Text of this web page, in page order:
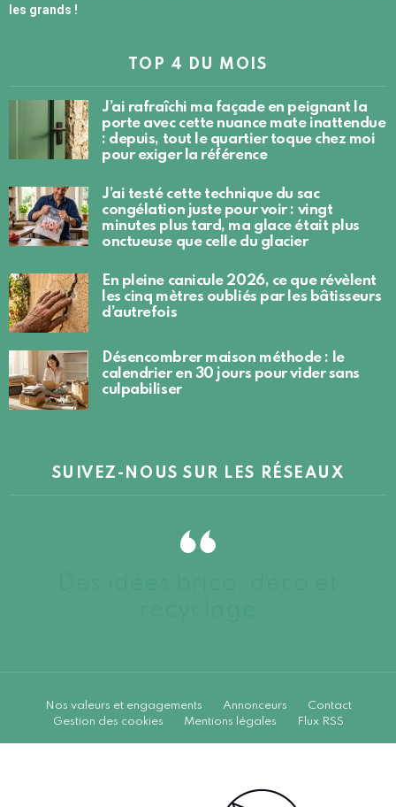
les grands !
TOP 4 DU MOIS
J’ai rafraîchi ma façade en peignant la
porte avec cette nuance mate inattendue
: depuis, tout le quartier toque chez moi
pour exiger la référence
J’ai testé cette technique du sac
congélation juste pour voir : vingt
minutes plus tard, ma glace était plus
onctueuse que celle du glacier
En pleine canicule 2026, ce que révèlent
les cinq mètres oubliés par les bâtisseurs
d’autrefois
Désencombrer maison méthode : le
calendrier en 30 jours pour vider sans
culpabiliser
SUIVEZ-NOUS SUR LES RÉSEAUX
Nos valeurs et engagements Annonceurs
Contact
Gestion des cookies
Mentions légales Flux RSS